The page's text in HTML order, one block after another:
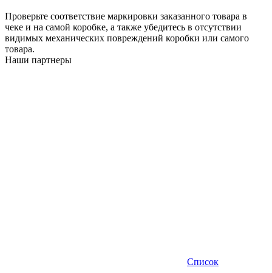
Проверьте соответствие маркировки заказанного товара в
чеке и на самой коробке, а также убедитесь в отсутствии
видимых механических повреждений коробки или самого
товара.
Наши партнеры
Список